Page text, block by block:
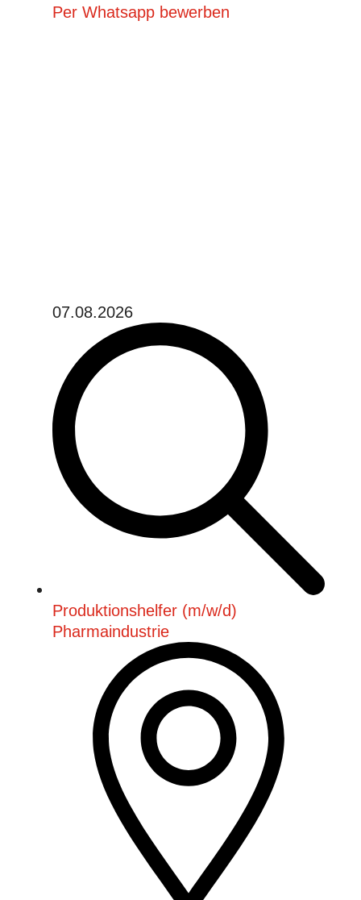
Per Whatsapp bewerben
07.08.2026
Produktionshelfer (m/w/d)
Pharmaindustrie